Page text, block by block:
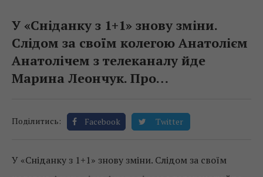
У «Сніданку з 1+1» знову зміни.
Слідом за своїм колегою Анатолієм
Анатолічем з телеканалу йде
Марина Леончук. Про…
Поділитись: Facebook Twitter
У «Сніданку з 1+1» знову зміни. Слідом за своїм